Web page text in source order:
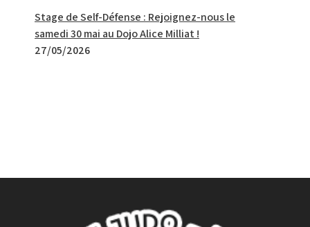
Stage de Self-Défense : Rejoignez-nous le
samedi 30 mai au Dojo Alice Milliat !
27/05/2026